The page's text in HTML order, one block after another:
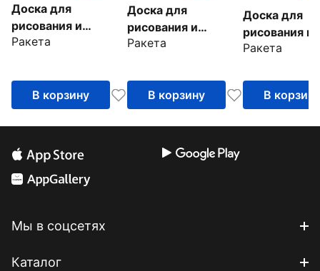
Доска для
рисования и
выжигания
Ракета
В корзину
Доска для
рисования и
выжигания
большой
Ракета
В корзину
Доска для
рисования и
выжигания
Ракета
В корзину
Мы в соцсетях
Каталог